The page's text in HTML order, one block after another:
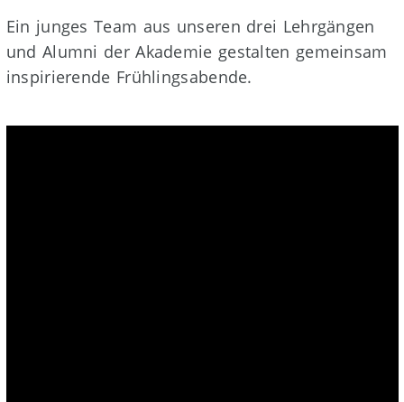
Ein junges Team aus unseren drei Lehrgängen
und Alumni der Akademie gestalten gemeinsam
inspirierende Frühlingsabende.